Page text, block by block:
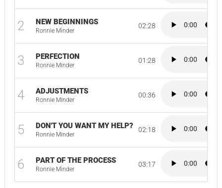
2 NEW BEGINNINGS
Ronnie Minder
02:28
3 PERFECTION
Ronnie Minder
01:28
4 ADJUSTMENTS
Ronnie Minder
00:36
5 DON'T YOU WANT MY HELP?
Ronnie Minder
02:18
6 PART OF THE PROCESS
Ronnie Minder
03:17